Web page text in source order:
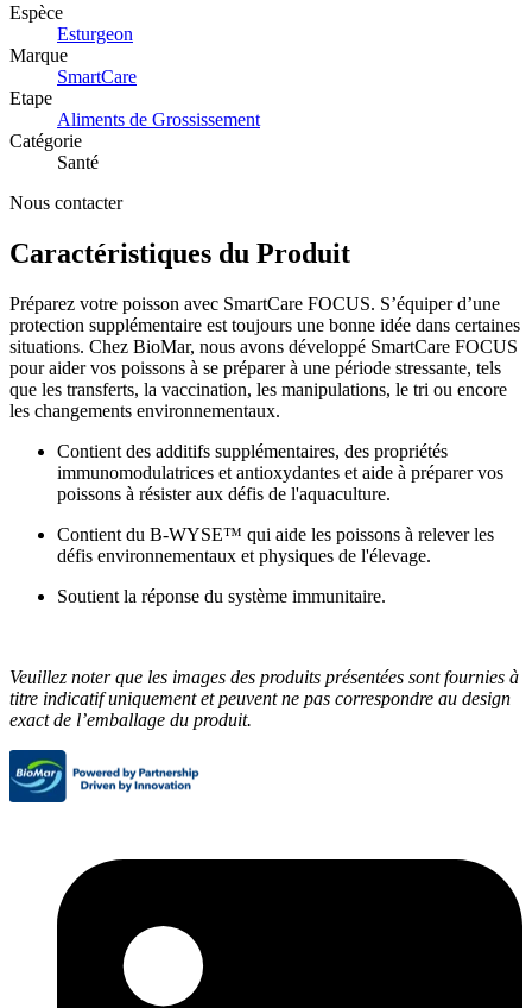
Espèce
Esturgeon
Marque
SmartCare
Etape
Aliments de Grossissement
Catégorie
Santé
Nous contacter
Caractéristiques du Produit
Préparez votre poisson avec SmartCare FOCUS. S’équiper d’une
protection supplémentaire est toujours une bonne idée dans certaines
situations. Chez BioMar, nous avons développé SmartCare FOCUS
pour aider vos poissons à se préparer à une période stressante, tels
que les transferts, la vaccination, les manipulations, le tri ou encore
les changements environnementaux.
Contient des additifs supplémentaires, des propriétés
immunomodulatrices et antioxydantes et aide à préparer vos
poissons à résister aux défis de l'aquaculture.
Contient du B-WYSE™ qui aide les poissons à relever les
défis environnementaux et physiques de l'élevage.
Soutient la réponse du système immunitaire.
Veuillez noter que les images des produits présentées sont fournies à
titre indicatif uniquement et peuvent ne pas correspondre au design
exact de l’emballage du produit.